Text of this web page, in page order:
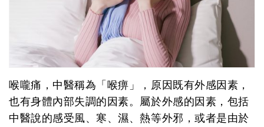
喉嚨痛，中醫稱為「喉痹」，原因既有外感因素，
也有身體內部失調的因素。屬於外感的因素，包括
中醫說的感受風、寒、濕、熱等外邪，或者是由於